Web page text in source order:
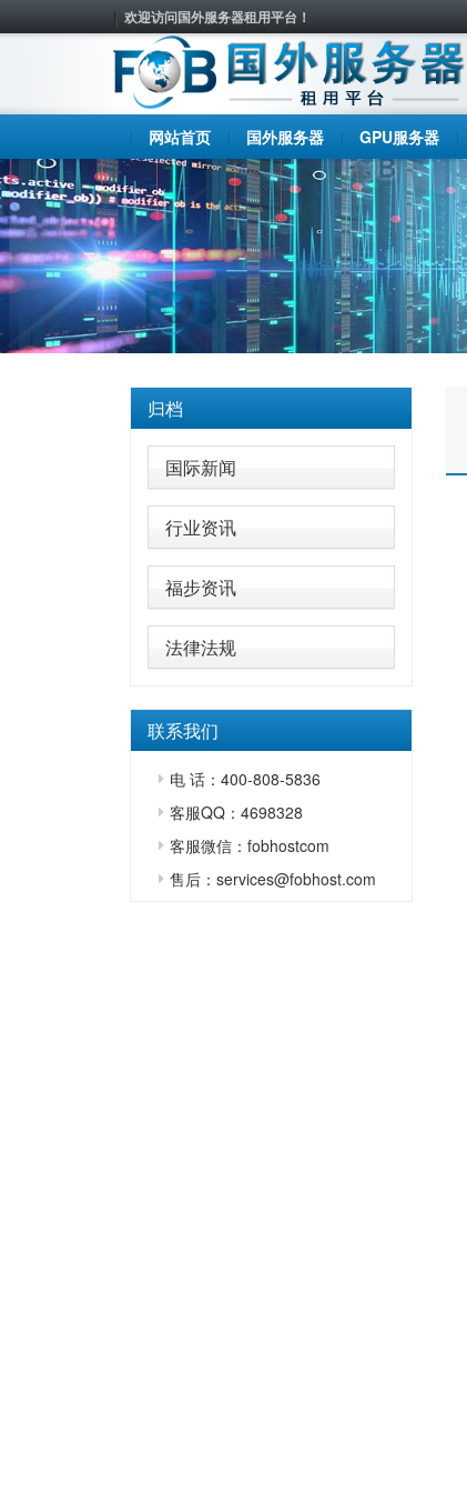
欢迎访问国外服务器租用平台！
网站首页 国外服务器 GPU服务器
归档
国际新闻
行业资讯
福步资讯
法律法规
联系我们
电 话：400-808-5836
客服QQ：4698328
客服微信：fobhostcom
售后：services@fobhost.com